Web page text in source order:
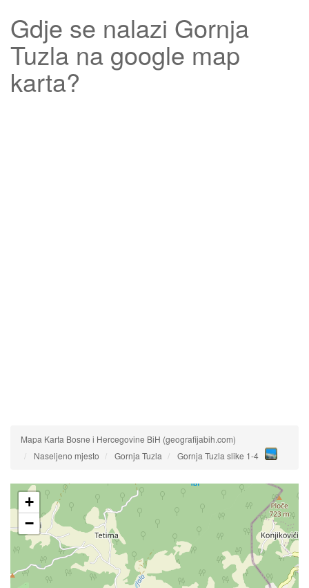
Gdje se nalazi Gornja
Tuzla na google map
karta?
Mapa Karta Bosne i Hercegovine BiH (geografijabih.com)
Naseljeno mjesto
Gornja Tuzla Gornja Tuzla slike 1-4
+
−